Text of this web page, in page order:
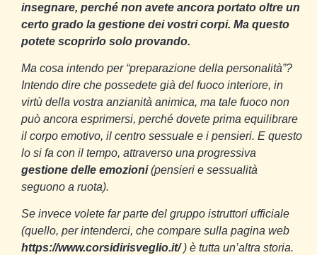
insegnare, perché non avete ancora portato oltre un
certo grado la gestione dei vostri corpi. Ma questo
potete scoprirlo solo provando.
Ma cosa intendo per “preparazione della personalità”?
Intendo dire che possedete già del fuoco interiore, in
virtù della vostra anzianità animica, ma tale fuoco non
può ancora esprimersi, perché dovete prima equilibrare
il corpo emotivo, il centro sessuale e i pensieri. E questo
lo si fa con il tempo, attraverso una progressiva
gestione delle emozioni(pensieri e sessualità
seguono a ruota).
Se invece volete far parte del gruppo istruttori ufficiale
(quello, per intenderci, che compare sulla pagina web
https://www.corsidirisveglio.it/) è tutta un’altra storia.